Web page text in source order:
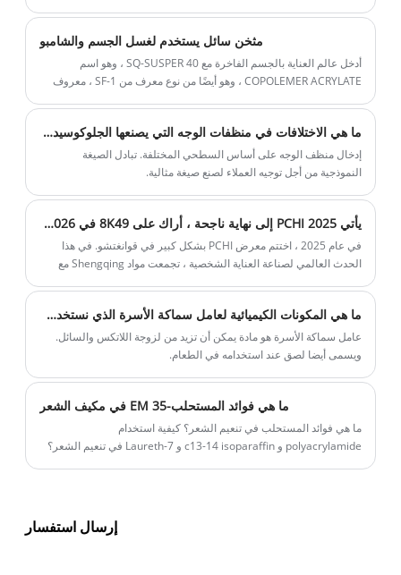
مثخن سائل يستخدم لغسل الجسم والشامبو
أدخل عالم العناية بالجسم الفاخرة مع SQ-SUSPER 40 ، وهو اسم
COPOLEMER ACRYLATE ، وهو أيضًا من نوع معرف من SF-1 ، معروف
مما يوفر فوائد لا مثيل لها ترفع الدش العادي إلى طقوس غير عادية. مثالي
لكل من الحرفيين الصغار والمصنعين الكبار ، من السر لصياغة غسلات
الجسم الآسر التي تشغل الحواس وتعزز صحة الجلد.
ما هي الاختلافات في منظفات الوجه التي يصنعها الجلوكوسيد الألكيل أو كوكامدوبروبيل بيتين أو السطحي الأميني
إدخال منظف الوجه على أساس السطحي المختلفة. تبادل الصيغة
النموذجية من أجل توجيه العملاء لصنع صيغة مثالية.
يأتي PCHI 2025 إلى نهاية ناجحة ، أراك على 8K49 في Hangzhou Pchi 2026
في عام 2025 ، اختتم معرض PCHI بشكل كبير في قوانغتشو. في هذا
الحدث العالمي لصناعة العناية الشخصية ، تجمعت مواد Shengqing مع
ما هي المكونات الكيميائية لعامل سماكة الأسرة الذي نستخدمه عادة؟
عامل سماكة الأسرة هو مادة يمكن أن تزيد من لزوجة اللاتكس والسائل.
ويسمى أيضا لصق عند استخدامه في الطعام.
ما هي فوائد المستحلب-EM 35 في مكيف الشعر
ما هي فوائد المستحلب في تنعيم الشعر؟ كيفية استخدام
polyacrylamide و c13-14 isoparaffin و Laureth-7 في تنعيم الشعر؟
إرسال استفسار